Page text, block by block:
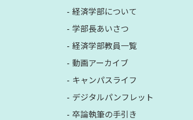
経済学部について
学部長あいさつ
経済学部教員一覧
動画アーカイブ
キャンパスライフ
デジタルパンフレット
卒論執筆の手引き